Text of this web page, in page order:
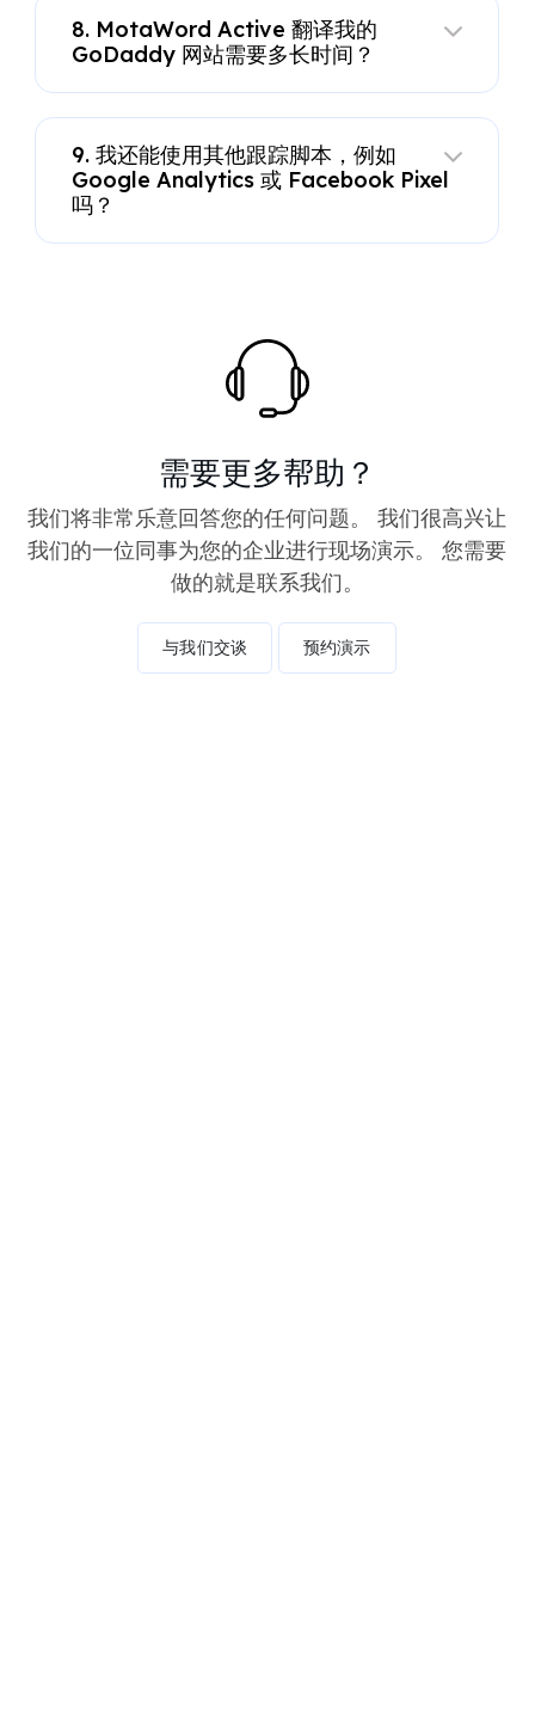
8. MotaWord Active 翻译我的
GoDaddy 网站需要多长时间？
9. 我还能使用其他跟踪脚本，例如
Google Analytics 或 Facebook Pixel
吗？
需要更多帮助？
我们将非常乐意回答您的任何问题。 我们很高兴让
我们的一位同事为您的企业进行现场演示。 您需要
做的就是联系我们。
与我们交谈 预约演示